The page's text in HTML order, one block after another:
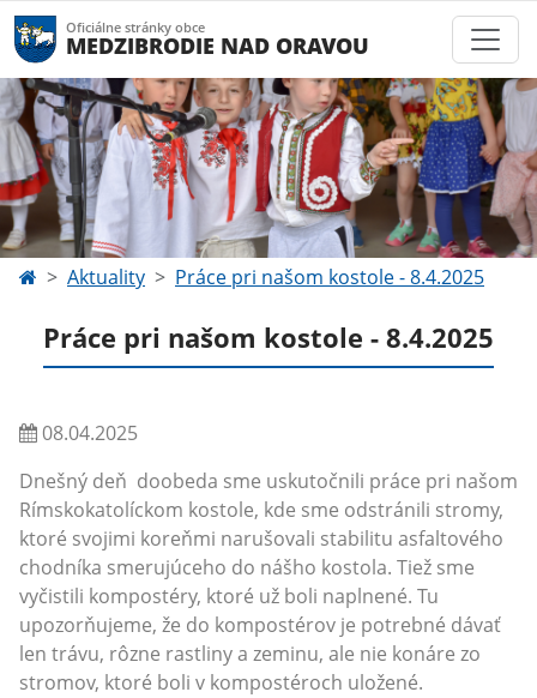
Oficiálne stránky obce
MEDZIBRODIE NAD ORAVOU
Aktuality Práce pri našom kostole - 8.4.2025
Práce pri našom kostole - 8.4.2025
08.04.2025
Dnešný deň doobeda sme uskutočnili práce pri našom
Rímskokatolíckom kostole, kde sme odstránili stromy,
ktoré svojimi koreňmi narušovali stabilitu asfaltového
chodníka smerujúceho do nášho kostola. Tiež sme
vyčistili kompostéry, ktoré už boli naplnené. Tu
upozorňujeme, že do kompostérov je potrebné dávať
len trávu, rôzne rastliny a zeminu, ale nie konáre zo
stromov, ktoré boli v kompostéroch uložené.